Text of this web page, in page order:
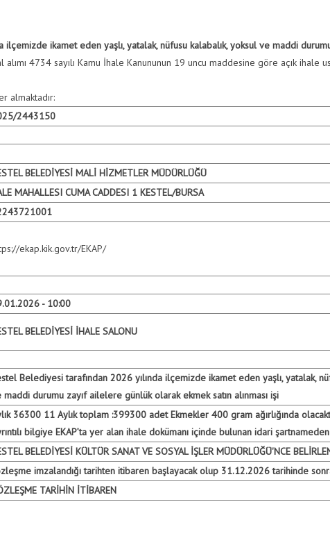
ilçemizde ikamet eden yaşlı, yatalak, nüfusu kalabalık, yoksul ve maddi
alımı 4734 sayılı Kamu İhale Kanununun 19 uncu maddesine göre açık ihale
almaktadır:
2443150
BELEDİYESİ MALİ HİZMETLER MÜDÜRLÜĞÜ
MAHALLESI CUMA CADDESI 1 KESTEL/BURSA
ekap.kik.gov.tr/EKAP/
- 10:00
BELEDİYESİ İHALE SALONU
Belediyesi tarafından 2026 yılında ilçemizde ikamet eden yaşlı, yatalak,
maddi durumu zayıf ailelere günlük olarak ekmek satın alınması işi
36300 11 Aylık toplam :399300 adet Ekmekler 400 gram ağırlığında
bilgiye EKAP’ta yer alan ihale dokümanı içinde bulunan idari
BELEDİYESİ KÜLTÜR SANAT VE SOSYAL İŞLER MÜDÜRLÜĞÜ'NCE
imzalandığı tarihten itibaren başlayacak olup 31.12.2026 tarihinde
TARİHİN İTİBAREN